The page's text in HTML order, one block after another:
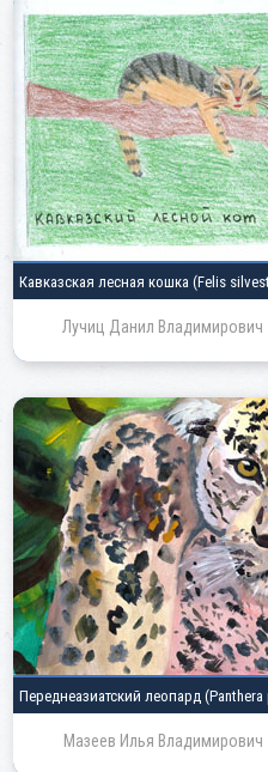
Кавказская лесная кошка (Felis
Лучиц Данил Владимирович
Переднеазиатский леопард
Мазеев Илья Владимирович